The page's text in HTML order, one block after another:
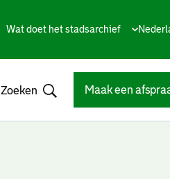
Wat doet het stadsarchief
Zoeken Maak een